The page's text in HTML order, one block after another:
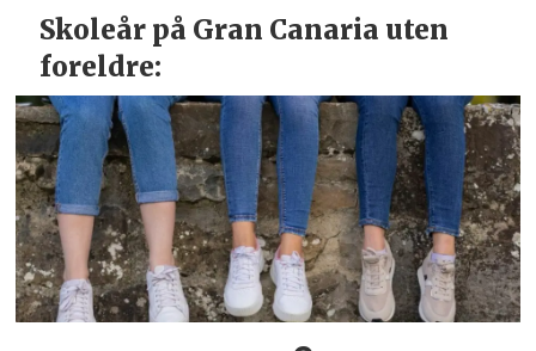
Skoleår på Gran Canaria uten
foreldre: